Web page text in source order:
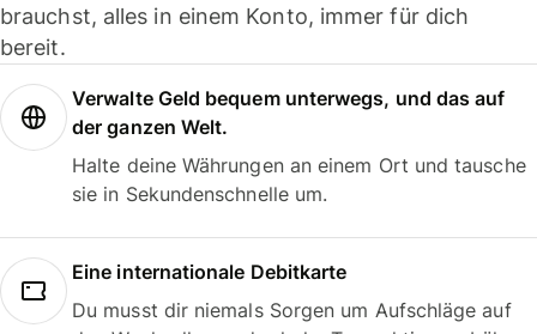
brauchst, alles in einem Konto, immer für dich
bereit.
Verwalte Geld bequem unterwegs, und das auf
der ganzen Welt.
Halte deine Währungen an einem Ort und tausche
sie in Sekundenschnelle um.
Eine internationale Debitkarte
Du musst dir niemals Sorgen um Aufschläge auf